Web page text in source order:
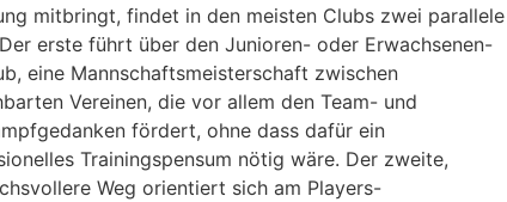
mitbringt, findet in den meisten Clubs zwei parallele
erste führt über den Junioren- oder Erwachsenen-
eine Mannschaftsmeisterschaft zwischen
Vereinen, die vor allem den Team- und
fördert, ohne dass dafür ein
Trainingspensum nötig wäre. Der zweite,
Weg orientiert sich am Players-